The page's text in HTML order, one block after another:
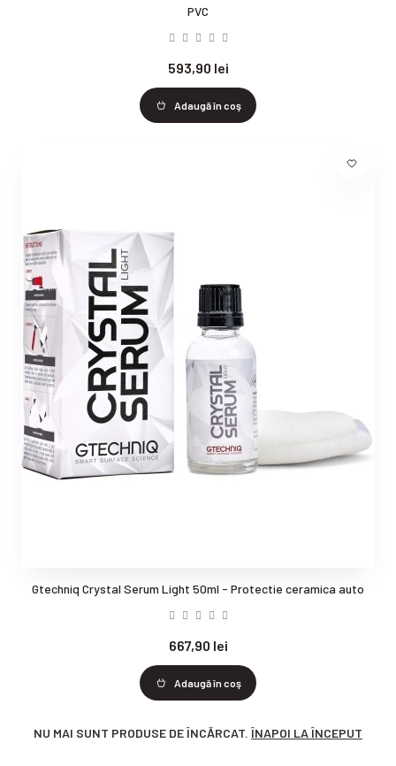
PVC
593,90 lei
Adaugă în coş
Gtechniq Crystal Serum Light 50ml - Protectie ceramica auto
667,90 lei
Adaugă în coş
NU MAI SUNT PRODUSE DE ÎNCĂRCAT. ÎNAPOI LA ÎNCEPUT